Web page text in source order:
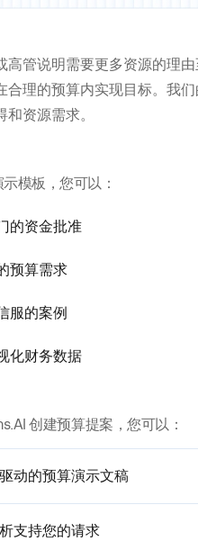
高管说明需要更多资源的理
合理的预算内实现目标。我
资源需求。
模板，您可以：
的资金批准
预算需求
服的案例
化财务数据
创建预算提案，您可以：
动的预算演示文稿
支持您的请求